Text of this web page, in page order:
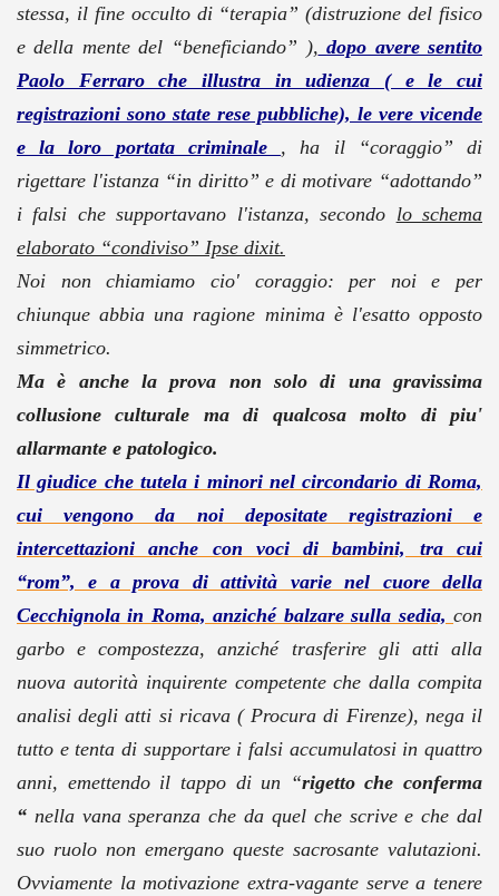
stessa, il fine occulto di “terapia” (distruzione del fisico
e della mente del “beneficiando” ), dopo avere sentito
Paolo Ferraro che illustra in udienza ( e le cui
registrazioni sono state rese pubbliche), le vere vicende
e la loro portata criminale , ha il “coraggio” di
rigettare l'istanza “in diritto” e di motivare “adottando”
i falsi che supportavano l'istanza, secondo lo schema
elaborato “condiviso” Ipse dixit.
Noi non chiamiamo cio' coraggio: per noi e per
chiunque abbia una ragione minima è l'esatto opposto
simmetrico.
Ma è anche la prova non solo di una gravissima
collusione culturale ma di qualcosa molto di piu'
allarmante e patologico.
Il giudice che tutela i minori nel circondario di Roma,
cui vengono da noi depositate registrazioni e
intercettazioni anche con voci di bambini, tra cui
“rom”, e a prova di attività varie nel cuore della
Cecchignola in Roma, anziché balzare sulla sedia,con
garbo e compostezza, anziché trasferire gli atti alla
nuova autorità inquirente competente che dalla compita
analisi degli atti si ricava ( Procura di Firenze), nega il
tutto e tenta di supportare i falsi accumulatosi in quattro
anni, emettendo il tappo di un “rigetto che conferma
“ nella vana speranza che da quel che scrive e che dal
suo ruolo non emergano queste sacrosante valutazioni.
Ovviamente la motivazione extra-vagante serve a tenere